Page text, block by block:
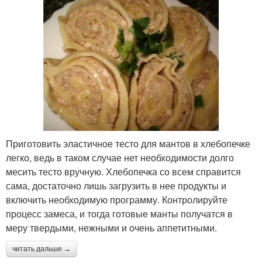
Приготовить эластичное тесто для мантов в хлебопечке
легко, ведь в таком случае нет необходимости долго
месить тесто вручную. Хлебопечка со всем справится
сама, достаточно лишь загрузить в нее продукты и
включить необходимую программу. Контролируйте
процесс замеса, и тогда готовые манты получатся в
меру твердыми, нежными и очень аппетитными.
читать дальше →